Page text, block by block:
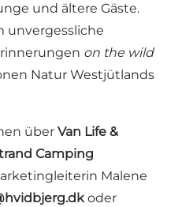
und ältere Gäste.
unvergessliche
on the wild
Natur Westjütlands
über Van Life &
Camping
Malene
oder